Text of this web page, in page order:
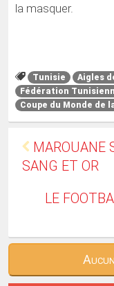
la masquer.
Tunisie Aigles
Fédération
Coupe du Monde de
MAROUANE
SANG ET OR
LE